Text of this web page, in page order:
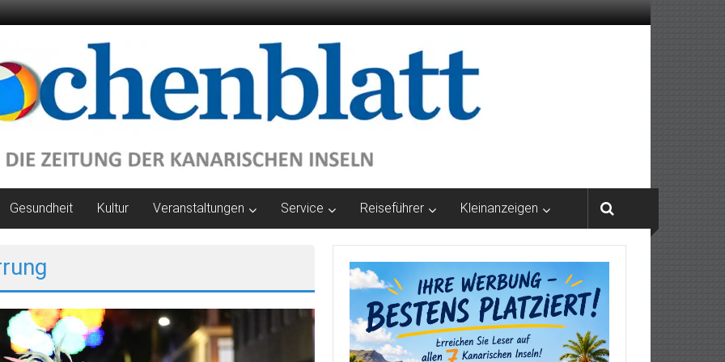
Gesundheit Kultur Veranstaltungen Service Reiseführer Kleinanzeigen